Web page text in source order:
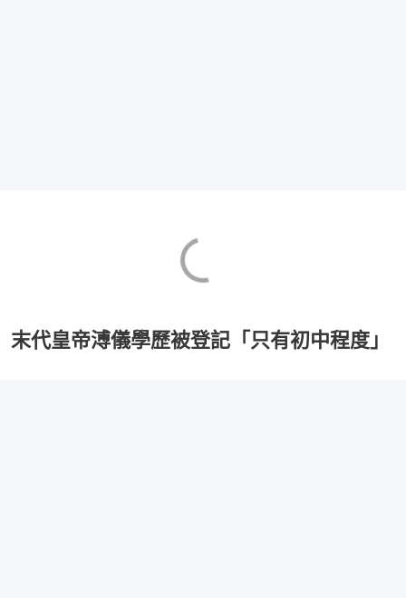
末代皇帝溥儀學歷被登記「只有初中程度」